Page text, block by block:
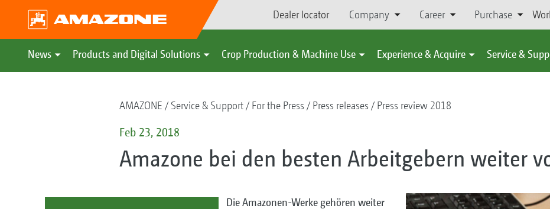
Dealer locator Company Career Purchase
News Products and Digital Solutions Crop Production & Machine Use Experience & Acquire Service &
AMAZONE Service & Support For the Press Press releases Press review 2018
Feb 23, 2018
Amazone bei den besten Arbeitgebern weiter
Die Amazonen-Werke gehören weiter